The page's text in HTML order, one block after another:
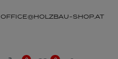
OFFICE@HOLZBAU-SHOP.AT